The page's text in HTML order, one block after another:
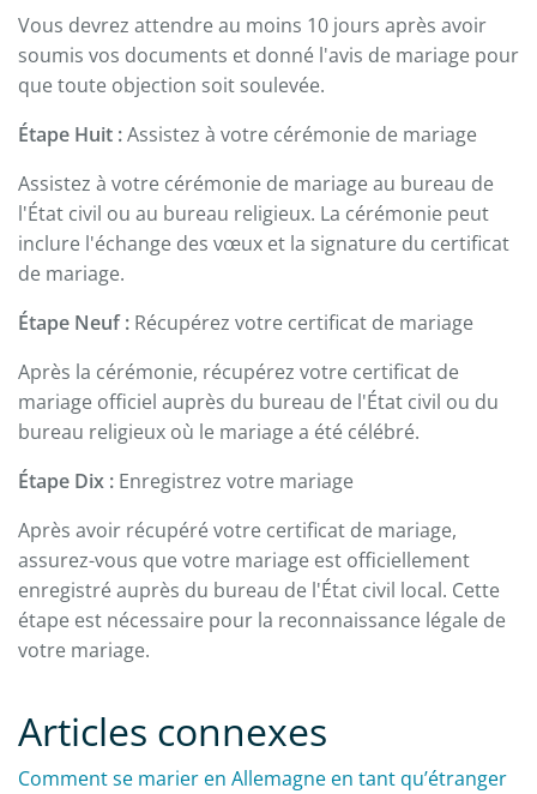
Vous devrez attendre au moins 10 jours après avoir
soumis vos documents et donné l'avis de mariage pour
que toute objection soit soulevée.
Étape Huit :Assistez à votre cérémonie de mariage
Assistez à votre cérémonie de mariage au bureau de
l'État civil ou au bureau religieux. La cérémonie peut
inclure l'échange des vœux et la signature du certificat
de mariage.
Étape Neuf : Récupérez votre certificat de mariage
Après la cérémonie, récupérez votre certificat de
mariage officiel auprès du bureau de l'État civil ou du
bureau religieux où le mariage a été célébré.
Étape Dix : Enregistrez votre mariage
Après avoir récupéré votre certificat de mariage,
assurez-vous que votre mariage est officiellement
enregistré auprès du bureau de l'État civil local. Cette
étape est nécessaire pour la reconnaissance légale de
votre mariage.
Articles connexes
Comment se marier en Allemagne en tant qu’étranger